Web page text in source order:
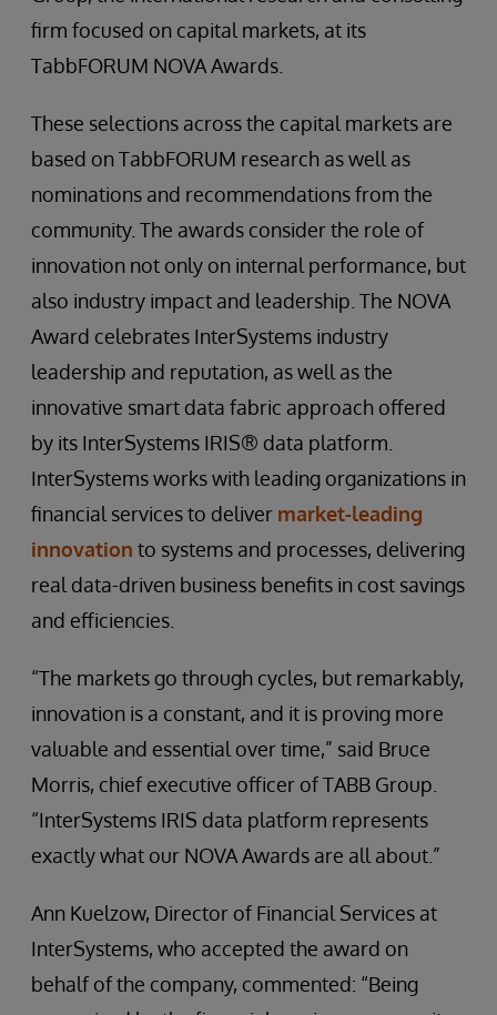
firm focused on capital markets, at its
TabbFORUM NOVA Awards.
These selections across the capital markets are
based on TabbFORUM research as well as
nominations and recommendations from the
community. The awards consider the role of
innovation not only on internal performance, but
also industry impact and leadership. The NOVA
Award celebrates InterSystems industry
leadership and reputation, as well as the
innovative smart data fabric approach offered
by its InterSystems IRIS® data platform.
InterSystems works with leading organizations in
financial services to deliver market-leading
innovation to systems and processes, delivering
real data-driven business benefits in cost savings
and efficiencies.
“The markets go through cycles, but remarkably,
innovation is a constant, and it is proving more
valuable and essential over time,” said Bruce
Morris, chief executive officer of TABB Group.
“InterSystems IRIS data platform represents
exactly what our NOVA Awards are all about.”
Ann Kuelzow, Director of Financial Services at
InterSystems, who accepted the award on
behalf of the company, commented: “Being